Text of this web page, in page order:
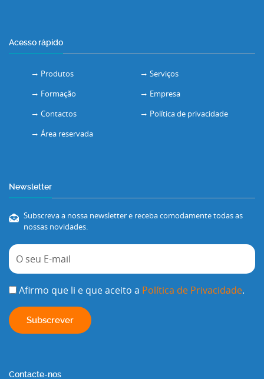
Acesso rápido
Produtos
Serviços
Formação
Empresa
Contactos
Política de privacidade
Área reservada
Newsletter
Subscreva a nossa newsletter e receba comodamente todas as
nossas novidades.
Afirmo que li e que aceito a Política de Privacidade.
Contacte-nos